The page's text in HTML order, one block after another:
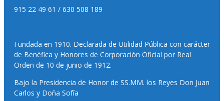
915 22 49 61 / 630 508 189
Fundada en 1910. Declarada de Utilidad Pública con carácter
de Benéfica y Honores de Corporación Oficial por Real
Orden de 10 de junio de 1912.
Bajo la Presidencia de Honor de SS.MM. los Reyes Don Juan
Carlos y Doña Sofía